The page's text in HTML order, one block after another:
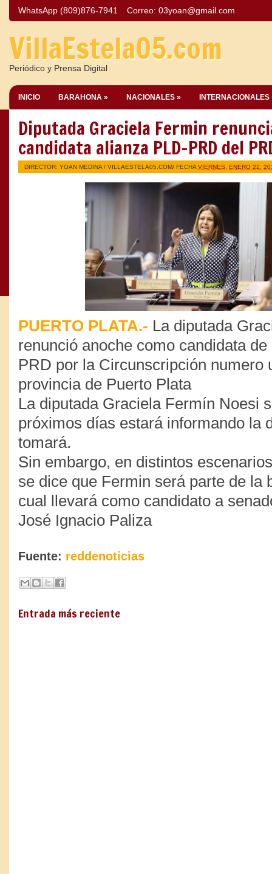
WhatsApp (809)876-7941 Correo: 03yoan@gmail.com
VillaEstela05.com
Periódico y Prensa Digital
INICIO BARAHONA » NACIONALES » INTERNACIONALES
Diputada Graciela Fermin
candidata alianza PLD-PRD del
DIRECTOR: YOAN MEDINA / VILLAESTELA05.COM/ FECHA VIERNES, ENERO 22,
PUERTO PLATA.- La diputada
renunció anoche como candidata
PRD por la Circunscripción numero
provincia de Puerto Plata
La diputada Graciela Fermín Noesi
próximos días estará informando la
tomará.
Sin embargo, en distintos
se dice que Fermin será parte de la
cual llevará como candidato a
José Ignacio Paliza
Fuente: reddenoticias
Entrada más reciente